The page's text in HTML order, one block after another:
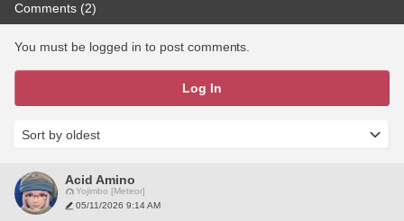
Comments (2)
You must be logged in to post comments.
Log In
Acid Amino
Yojimbo [Meteor]
05/11/2026 9:14 AM